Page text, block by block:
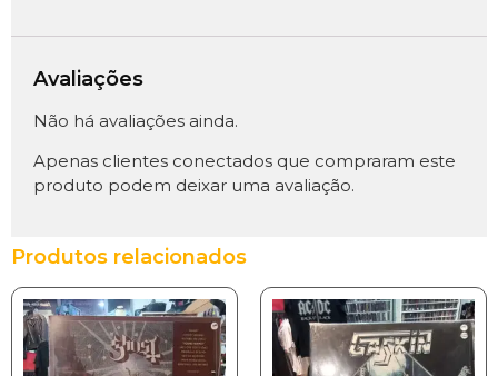
Avaliações
Não há avaliações ainda.
Apenas clientes conectados que compraram este
produto podem deixar uma avaliação.
Produtos relacionados